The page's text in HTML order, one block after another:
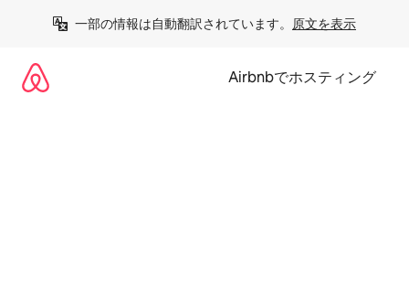
一部の情報は自動翻訳されています。 原文を表示
Airbnbでホスティング